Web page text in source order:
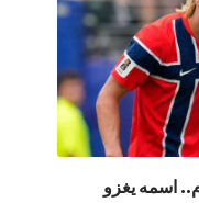
اسمه يغزو